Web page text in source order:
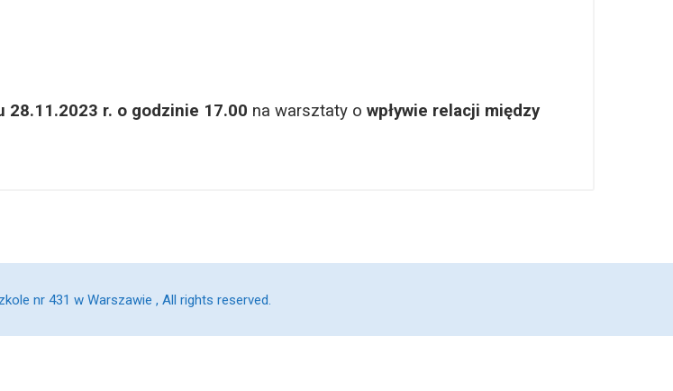
28.11.2023 r. o godzinie 17.00 na warsztaty o wpływie relacji między
nr 431 w Warszawie , All rights reserved.